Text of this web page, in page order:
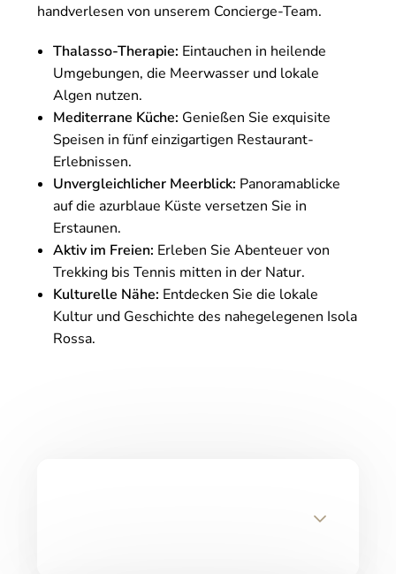
handverlesen von unserem Concierge-Team.
Thalasso-Therapie: Eintauchen in heilende
Umgebungen, die Meerwasser und lokale
Algen nutzen.
Mediterrane Küche: Genießen Sie exquisite
Speisen in fünf einzigartigen Restaurant-
Erlebnissen.
Unvergleichlicher Meerblick: Panoramablicke
auf die azurblaue Küste versetzen Sie in
Erstaunen.
Aktiv im Freien: Erleben Sie Abenteuer von
Trekking bis Tennis mitten in der Natur.
Kulturelle Nähe: Entdecken Sie die lokale
Kultur und Geschichte des nahegelegenen Isola
Rossa.